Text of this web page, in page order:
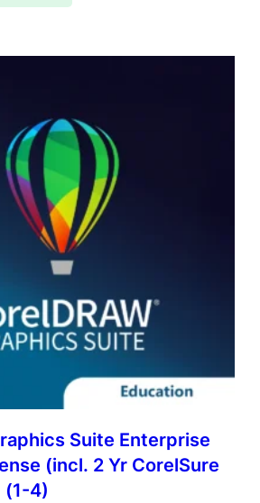
Suite Enterprise
(incl. 2 Yr CorelSure
(1-4)